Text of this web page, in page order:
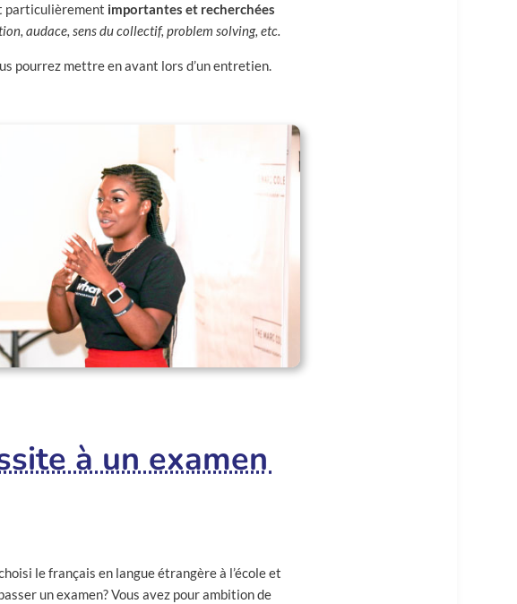
particulièrement importantes et recherchées
audace, sens du collectif, problem solving, etc.
pourrez mettre en avant lors d’un entretien.
à un examen
le français en langue étrangère à l’école et
un examen? Vous avez pour ambition de